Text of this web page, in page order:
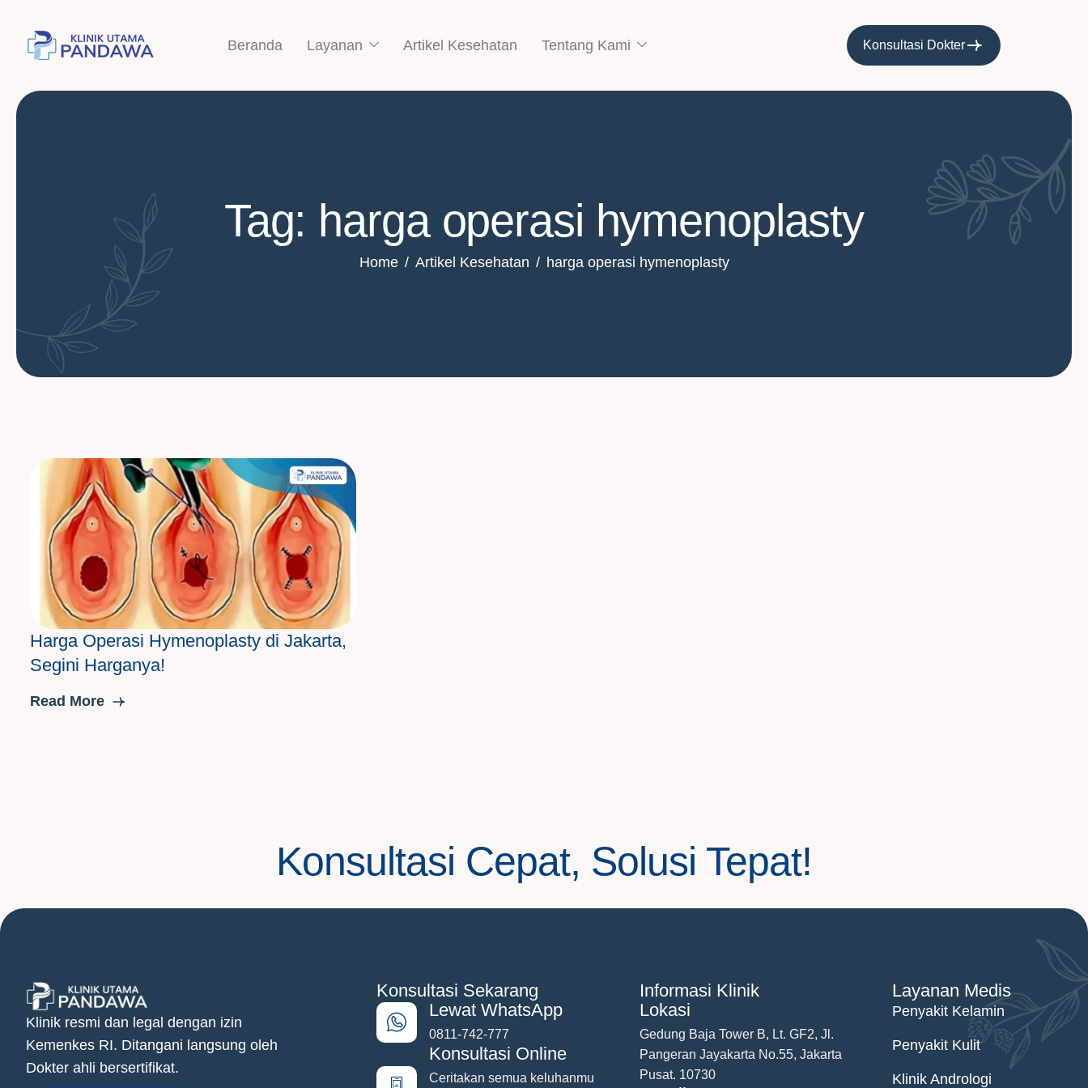
Beranda Layanan Artikel Kesehatan Tentang Kami Konsultasi Dokter
Tag: harga operasi hymenoplasty
Home Artikel Kesehatan harga operasi hymenoplasty
Harga Operasi Hymenoplasty di Jakarta,
Segini Harganya!
Read More
Konsultasi Cepat, Solusi Tepat!
Klinik resmi dan legal dengan izin
Kemenkes RI. Ditangani langsung oleh
Dokter ahli bersertifikat.
Konsultasi Sekarang
Lewat WhatsApp
0811-742-777
Konsultasi Online
Ceritakan semua keluhanmu
Informasi Klinik
Lokasi
Gedung Baja Tower B, Lt. GF2, Jl.
Pangeran Jayakarta No.55, Jakarta
Pusat. 10730
Layanan Medis
Penyakit Kelamin
Penyakit Kulit
Klinik Andrologi